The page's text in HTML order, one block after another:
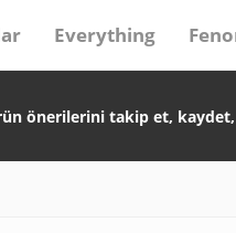
Everything
önerilerini takip et,